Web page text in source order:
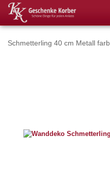
Schmetterling 40 cm Metall